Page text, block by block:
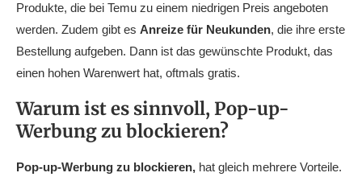
Produkte, die bei Temu zu einem niedrigen Preis angeboten
werden. Zudem gibt es Anreize für Neukunden, die ihre erste
Bestellung aufgeben. Dann ist das gewünschte Produkt, das
einen hohen Warenwert hat, oftmals gratis.
Warum ist es sinnvoll, Pop-up-
Werbung zu blockieren?
Pop-up-Werbung zu blockieren, hat gleich mehrere Vorteile.